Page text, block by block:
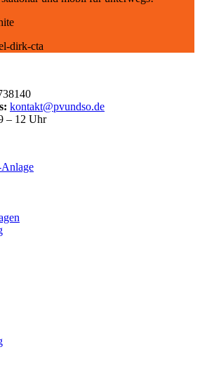
kontakt@pvundso.de
– 12 Uhr